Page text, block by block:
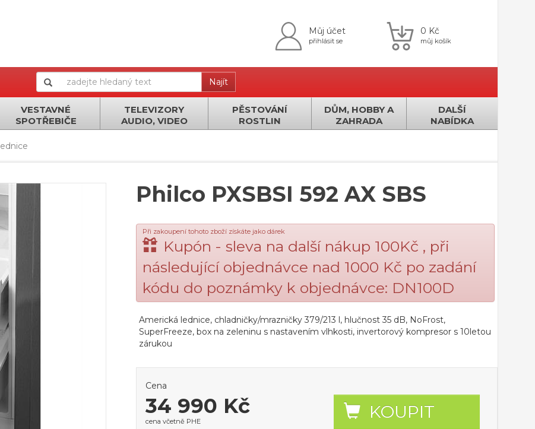
Můj účet
přihlásit se
0 Kč
můj košík
Najít
VESTAVNÉ
SPOTŘEBIČE
TELEVIZORY
AUDIO, VIDEO
PĚSTOVÁNÍ
ROSTLIN
DŮM, HOBBY A
ZAHRADA
DALŠÍ
NABÍDKA
Philco PXSBSI 592 AX SBS
Při zakoupení tohoto zboží získáte jako dárek
Kupón - sleva na další nákup 100Kč , při
následující objednávce nad 1000 Kč po zadání
kódu do poznámky k objednávce: DN100D
Americká lednice, chladničky/mrazničky 379/213 l, hlučnost 35 dB, NoFrost,
SuperFreeze, box na zeleninu s nastavením vlhkosti, invertorový kompresor s 10letou
zárukou
Cena
34 990 Kč
cena včetně PHE KOUPIT